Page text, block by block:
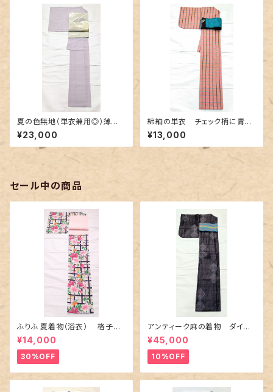
夏の色無地（単衣兼用◎）薄紫
色
¥23,000
綿紬の単衣 チェック柄に青緑
の差し色
¥13,000
セール中の商品
ふりふ 夏着物（浴衣） 格子に
百合や秋草花
¥14,000
30%OFF
アンティーク麻の着物 ダイヤ
に市松柄の上布
¥45,000
10%OFF